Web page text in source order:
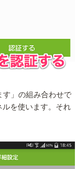
す」の組み合わせで
を使います。それ